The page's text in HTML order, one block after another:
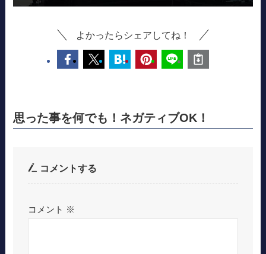
よかったらシェアしてね！
思った事を何でも！ネガティブOK！
コメントする
コメント ※